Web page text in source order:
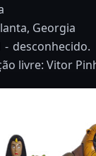
Georgia
desconhecido.
livre: Vitor